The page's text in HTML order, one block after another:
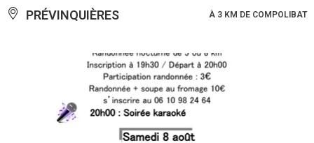
PRÉVINQUIÈRES À 3 KM DE COMPOLIBAT